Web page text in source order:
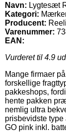
Navn: Lygtesæt
Kategori:
Producent:
Varenummer:
EAN:
Vurderet til 4.9
Mange firmaer
forskellige
pakkeshops,
hente pakken
nemlig ultra
prisbevidste
GO pink inkl.